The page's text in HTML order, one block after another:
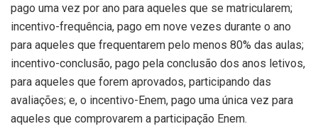
pago uma vez por ano para aqueles que se matricularem;
incentivo-frequência, pago em nove vezes durante o ano
para aqueles que frequentarem pelo menos 80% das aulas;
incentivo-conclusão, pago pela conclusão dos anos letivos,
para aqueles que forem aprovados, participando das
avaliações; e, o incentivo-Enem, pago uma única vez para
aqueles que comprovarem a participação Enem.